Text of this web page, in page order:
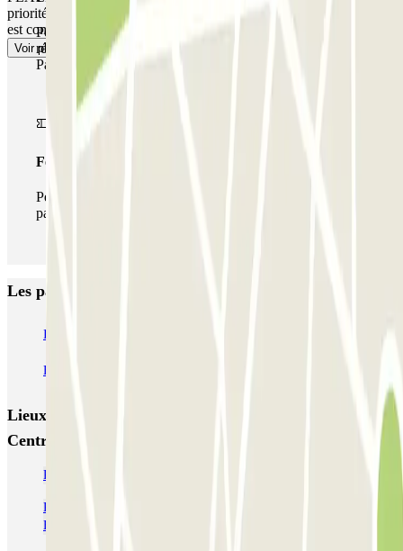
priorité d'entrée, vous devrez faire la queue ou attendre si le parking
est complet.
Voir plus
Pendant votre séjour, vous pouvez utiliser l'ensemble du
réseau de parkings de cet opérateur disponible sur
Parclick.
Forfait illimité
Pendant votre séjour, vous pouvez entrer et sortir du
parking aussi souvent que vous le souhaitez.
Les parkings les mieux notés à Mulhouse
INDIGO Gare Bâle
Blue Valet - Aéroport de Bâle-Mulhouse (BSL)
Lieux et événements intéressants à proximité INDIGO
Centre
Parking Porte Jeune Mulhouse pas cher
Parkings à l'Aéroport de Bâle-Mulhouse-Fribourg (BSL / MLH /
EAP)